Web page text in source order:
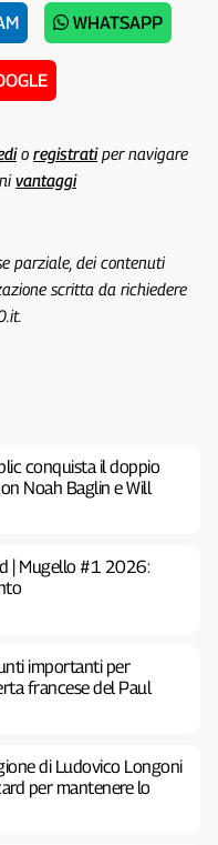
WHATSAPP
o registratiper navigare
vantaggi
parziale, dei contenuti
scritta da richiedere
conquista il doppio
Noah Baglin e Will
| Mugello #1 2026:
importanti per
francese del Paul
di Ludovico Longoni
per mantenere lo